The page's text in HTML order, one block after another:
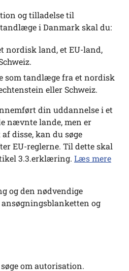
og tilladelse til
i Danmark skal du:
nordisk land, et EU-land,
som tandlæge fra et nordisk
eller Schweiz.
din uddannelse i et
nævnte lande, men er
disse, kan du søge
EU-reglerne. Til dette skal
3.3.erklæring. Læs mere
og den nødvendige
og
om autorisation.